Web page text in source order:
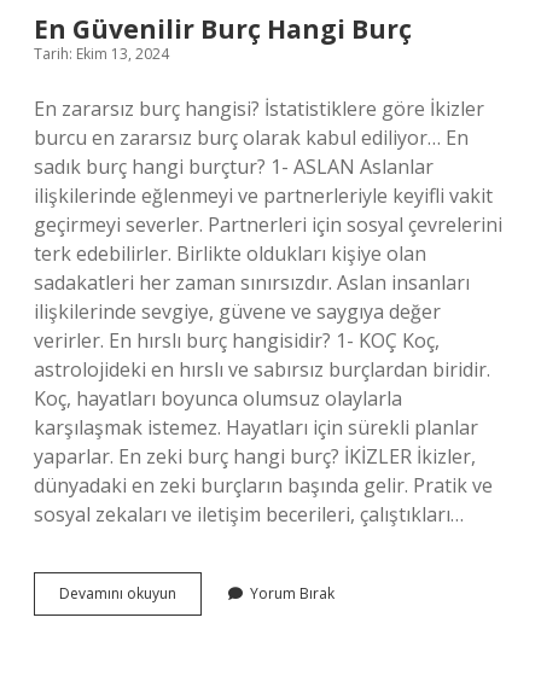
En Güvenilir Burç Hangi Burç
Tarih: Ekim 13, 2024
En zararsız burç hangisi? İstatistiklere göre İkizler
burcu en zararsız burç olarak kabul ediliyor… En
sadık burç hangi burçtur? 1- ASLAN Aslanlar
ilişkilerinde eğlenmeyi ve partnerleriyle keyifli vakit
geçirmeyi severler. Partnerleri için sosyal çevrelerini
terk edebilirler. Birlikte oldukları kişiye olan
sadakatleri her zaman sınırsızdır. Aslan insanları
ilişkilerinde sevgiye, güvene ve saygıya değer
verirler. En hırslı burç hangisidir? 1- KOÇ Koç,
astrolojideki en hırslı ve sabırsız burçlardan biridir.
Koç, hayatları boyunca olumsuz olaylarla
karşılaşmak istemez. Hayatları için sürekli planlar
yaparlar. En zeki burç hangi burç? İKİZLER İkizler,
dünyadaki en zeki burçların başında gelir. Pratik ve
sosyal zekaları ve iletişim becerileri, çalıştıkları…
Devamını okuyun
Güvenilir
Yorum Bırak